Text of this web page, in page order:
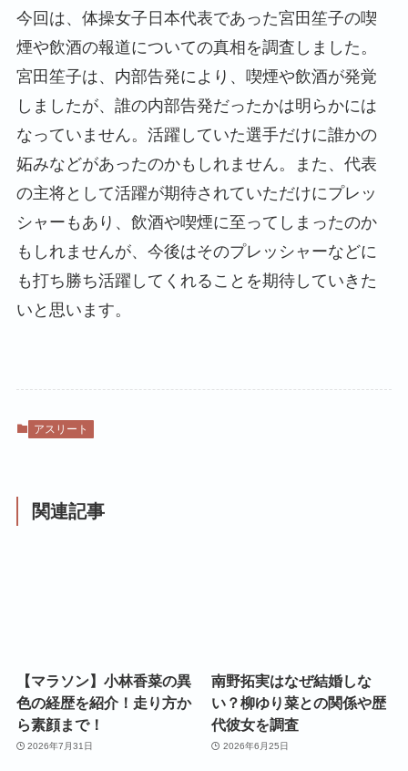
今回は、体操女子日本代表であった宮田笙子の喫
煙や飲酒の報道についての真相を調査しました。
宮田笙子は、内部告発により、喫煙や飲酒が発覚
しましたが、誰の内部告発だったかは明らかには
なっていません。活躍していた選手だけに誰かの
妬みなどがあったのかもしれません。また、代表
の主将として活躍が期待されていただけにプレッ
シャーもあり、飲酒や喫煙に至ってしまったのか
もしれませんが、今後はそのプレッシャーなどに
も打ち勝ち活躍してくれることを期待していきた
いと思います。
アスリート
関連記事
【マラソン】小林香菜の異
色の経歴を紹介！走り方か
ら素顔まで！
2026年7月31日
南野拓実はなぜ結婚しな
い？柳ゆり菜との関係や歴
代彼女を調査
2026年6月25日